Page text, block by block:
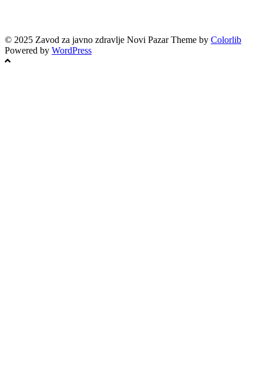
© 2025 Zavod za javno zdravlje Novi Pazar Theme by Colorlib
Powered by WordPress